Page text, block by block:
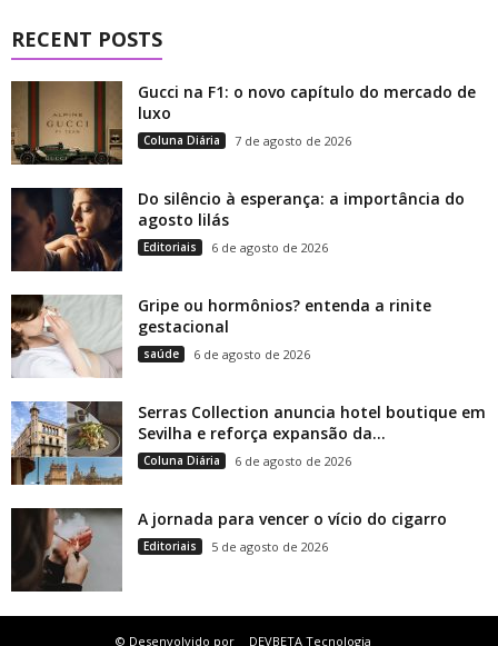
RECENT POSTS
Gucci na F1: o novo capítulo do mercado de
luxo
Coluna Diária 7 de agosto de 2026
Do silêncio à esperança: a importância do
agosto lilás
Editoriais 6 de agosto de 2026
Gripe ou hormônios? entenda a rinite
gestacional
saúde 6 de agosto de 2026
Serras Collection anuncia hotel boutique em
Sevilha e reforça expansão da...
Coluna Diária 6 de agosto de 2026
A jornada para vencer o vício do cigarro
Editoriais 5 de agosto de 2026
© Desenvolvido por DEVBETA Tecnologia